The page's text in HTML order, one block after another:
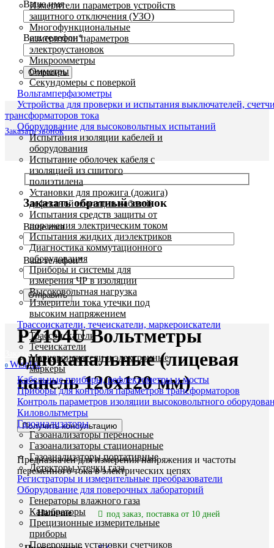
Ваше имя
Ваш телефон*
Заказать звонок
Заказать обратный звонок
Ваше имя
Ваш телефон*
Заказать звонок
0 Wishlist
Измерители параметров устройств
защитного отключения (УЗО)
Многофункциональные
измерители параметров
электроустановок
Микроомметры
Омметры
Секундомеры с поверкой
Вольтамперфазометры
Устройства для проверки и испытания выключателей,
трансформаторов тока
Оборудование для высоковольтных испытаний
Испытания изоляции кабелей и
оборудования
Испытание оболочек кабеля с
изоляцией из сшитого
полиэтилена
Установки для прожига (дожига)
дефектной изоляции кабелей
Испытания средств защиты от
поражения электрическим током
Испытания жидких диэлектриков
Диагностика коммутационного
оборудования
Приборы и системы для
измерения ЧР в изоляции
Высоковольтная нагрузка
Измерители тока утечки под
высоким напряжением
Трассоискатели, течеискатели, маркероискатели
Трассоискатели
Течеискатели
Маркероискатели и электронные
маркеры
Кабельные приборы, рефлектометры и мосты
Приборы для контроля параметров трансформаторов
Контроль параметров изоляции высоковольтного
Киловольтметры
Газоанализаторы
Газоанализаторы переносные
Газоанализаторы стационарные
Газоанализаторы портативные
Детекторы утечки газа
Регистраторы и измерительные преобразователи
Оборудование для поверочных лабораторий
Генераторы влажного газа
Калибраторы
Прецизионные измерительные
приборы
Поверочные установки счетчиков
Увеличить
PZ194U Вольтметры
одноканальные (лицевая
панель 120х120 мм)
Получить консультацию
Предназначен для измерения напряжения и частоты
переменного тока в электрических цепях
Наличие под заказ, поставка от 10 дней